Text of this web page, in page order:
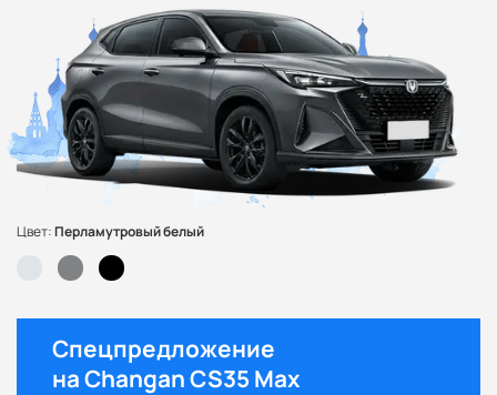
Цвет:Перламутровый белый
Спецпредложение
на Changan CS35 Max